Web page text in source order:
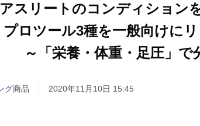
アスリートのコンディション
プロツール3種を一般向けに
～「栄養・体重・足圧」で
グ商品 2020年11月10日 15:45